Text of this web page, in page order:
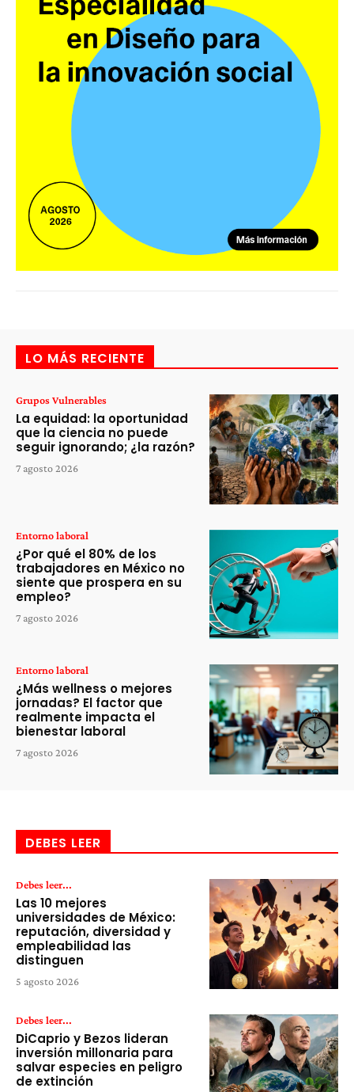
LO MÁS RECIENTE
Grupos Vulnerables
La equidad: la oportunidad
que la ciencia no puede
seguir ignorando; ¿la razón?
7 agosto 2026
Entorno laboral
¿Por qué el 80% de los
trabajadores en México no
siente que prospera en su
empleo?
7 agosto 2026
Entorno laboral
¿Más wellness o mejores
jornadas? El factor que
realmente impacta el
bienestar laboral
7 agosto 2026
DEBES LEER
Debes leer...
Las 10 mejores
universidades de México:
reputación, diversidad y
empleabilidad las
distinguen
5 agosto 2026
Debes leer...
DiCaprio y Bezos lideran
inversión millonaria para
salvar especies en peligro
de extinción